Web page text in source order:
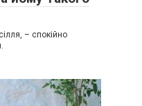
– спокійно